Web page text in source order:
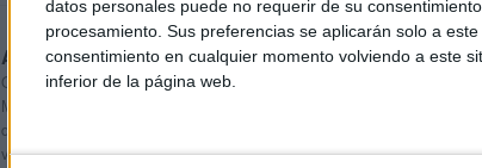
datos personales puede no requerir de su
procesamiento. Sus preferencias se aplicarán solo a
consentimiento en cualquier momento volviendo a este
inferior de la página web.
Acerca de orientacionandujar
Orientación Andújar no es solo un blog, es la apuesta personal de dos
Maribel, que además de ser pareja, son los encargados de los
dentro del blog y en el cual, vuelcan la mayor parte del tiempo, que
voluntarios en sus meses de verano les permite.